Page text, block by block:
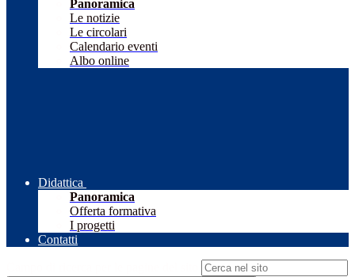
Panoramica
Le notizie
Le circolari
Calendario eventi
Albo online
Didattica
Panoramica
Offerta formativa
I progetti
Contatti